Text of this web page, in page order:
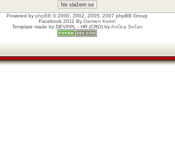
Powered by phpBB © 2000, 2002, 2005, 2007 phpBB Group
Facebook 2011 By Damien Keitel
Template made by DEVPPL - HR (CRO) byAnčica Sečan